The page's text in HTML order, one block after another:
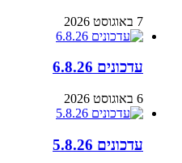
7 באוגוסט 2026
עדכונים 6.8.26
6 באוגוסט 2026
עדכונים 5.8.26